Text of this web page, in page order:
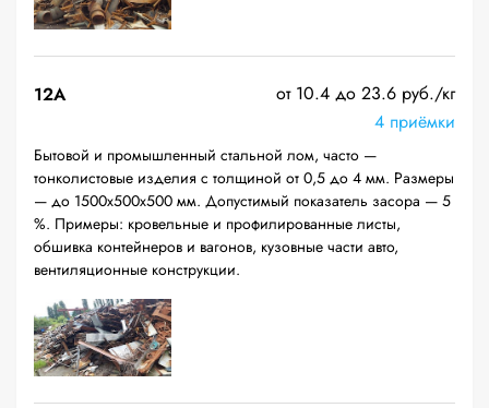
12A
от 10.4 до 23.6 руб./кг
4 приёмки
Бытовой и промышленный стальной лом, часто —
тонколистовые изделия с толщиной от 0,5 до 4 мм. Размеры
— до 1500х500х500 мм. Допустимый показатель засора — 5
%. Примеры: кровельные и профилированные листы,
обшивка контейнеров и вагонов, кузовные части авто,
вентиляционные конструкции.